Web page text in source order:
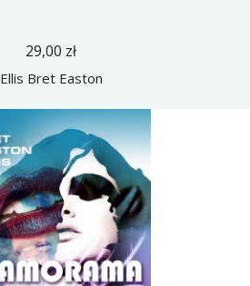
29,00 zł
Ellis Bret Easton